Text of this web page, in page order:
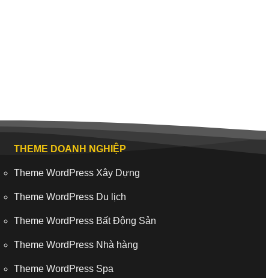
THEME DOANH NGHIỆP
Theme WordPress Xây Dựng
Theme WordPress Du lịch
Theme WordPress Bất Động Sản
Theme WordPress Nhà hàng
Theme WordPress Spa